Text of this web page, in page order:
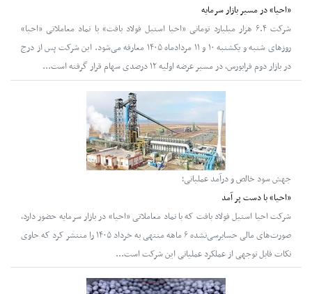
«احیا» در مسیر بازار سرمایه
شرکت ۶.۴ هزار میلیارد تومانی «احیا استیل فولاد بافت» با نماد معاملاتی «احیا»
روزهای شنبه و یکشنبه ۱۰ و ۱۱ مردادماه ۱۴۰۵ معارفه می‌شود. این شرکت پس از درج
در بازار دوم فرابورس، در مسیر عرضه اولیه ۱۲ درصدی سهام قرار گرفته است...
جهش سود خالص و درآمد عملیاتی؛
«احیا» با دست پر آمد
شرکت احیا استیل فولاد بافت که با نماد معاملاتی «احیا» در بازار سرمایه حضور دارد،
صورت‌های مالی حسابرسی‌نشده ۶ ماهه منتهی به خرداد ۱۴۰۵ را منتشر کرد که حاوی
نکات قابل توجهی از عملکرد عملیاتی این شرکت است...